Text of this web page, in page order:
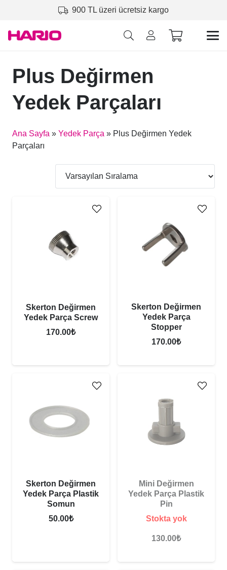
900 TL üzeri ücretsiz kargo
Plus Değirmen
Yedek Parçaları
Ana Sayfa » Yedek Parça » Plus Değirmen Yedek
Parçaları
Skerton Değirmen
Yedek Parça Screw
170.00₺
Skerton Değirmen
Yedek Parça
Stopper
170.00₺
Skerton Değirmen
Yedek Parça Plastik
Somun
50.00₺
Mini Değirmen
Yedek Parça Plastik
Pin
Stokta yok
130.00₺